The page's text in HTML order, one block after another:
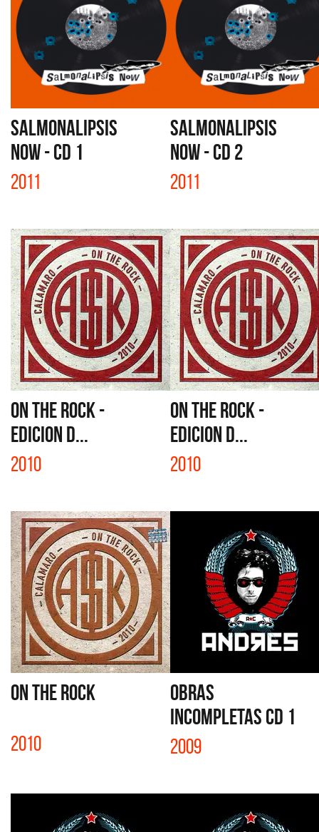
SALMONALIPSIS
NOW - CD 1
2011
SALMONALIPSIS
NOW - CD 2
2011
ON THE ROCK -
EDICION D...
2010
ON THE ROCK -
EDICION D...
2010
ON THE ROCK
2010
OBRAS
INCOMPLETAS CD 1
2009